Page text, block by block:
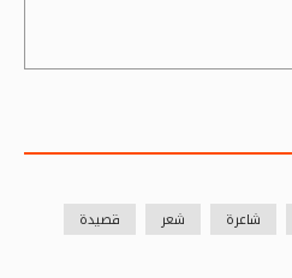
شاعرة شعر قصيدة